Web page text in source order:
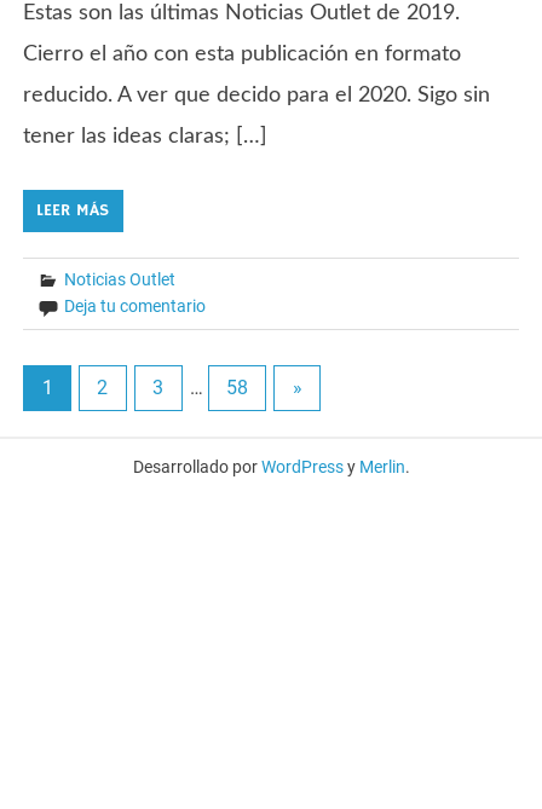
Estas son las últimas Noticias Outlet de 2019.
Cierro el año con esta publicación en formato
reducido. A ver que decido para el 2020. Sigo sin
tener las ideas claras; […]
LEER MÁS
Noticias Outlet
Deja tu comentario
1 2 3 … 58 »
Desarrollado porWordPressy Merlin.